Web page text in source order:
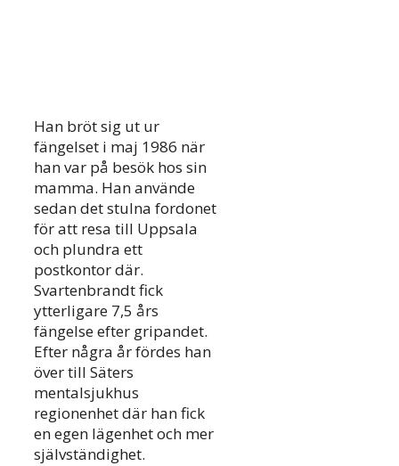
Han bröt sig ut ur
fängelset i maj 1986 när
han var på besök hos sin
mamma. Han använde
sedan det stulna fordonet
för att resa till Uppsala
och plundra ett
postkontor där.
Svartenbrandt fick
ytterligare 7,5 års
fängelse efter gripandet.
Efter några år fördes han
över till Säters
mentalsjukhus
regionenhet där han fick
en egen lägenhet och mer
självständighet.